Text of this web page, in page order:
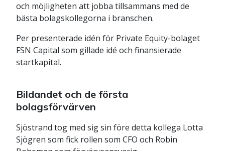
och möjligheten att jobba tillsammans med de
bästa bolagskollegorna i branschen.
Per presenterade idén för Private Equity-bolaget
FSN Capital som gillade idé och finansierade
startkapital.
Bildandet och de första
bolagsförvärven
Sjöstrand tog med sig sin före detta kollega Lotta
Sjögren som fick rollen som CFO och Robin